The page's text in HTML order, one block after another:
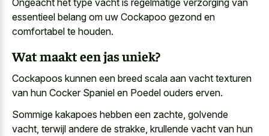
essentieel belang om uw Cockapoo gezond en
comfortabel te houden.
Wat maakt een jas uniek?
Cockapoos kunnen een breed scala aan vacht texturen
van hun Cocker Spaniel en Poedel ouders erven.
Sommige kakapoes hebben een zachte, golvende
vacht, terwijl andere de strakke, krullende vacht van hun